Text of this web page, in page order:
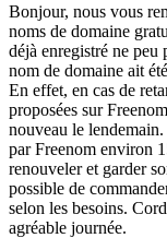
Bonjour, nous vous
noms de domaine
déjà enregistré ne peu
nom de domaine ait
En effet, en cas de
proposées sur
nouveau le
par Freenom environ
renouveler et garder
possible de
selon les besoins.
agréable journée.